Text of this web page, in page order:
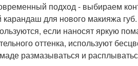
подход - выбираем
карандаш для нового макияжа
если наносят яркую
оттенка, используют
размазываться и